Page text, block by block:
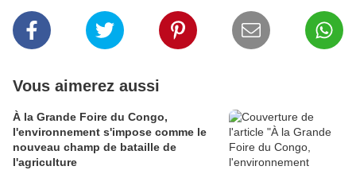
Vous aimerez aussi
À la Grande Foire du Congo,
l'environnement s'impose comme le
nouveau champ de bataille de
l'agriculture